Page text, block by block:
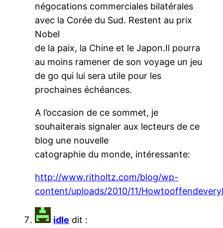
négocations commerciales bilatérales
avec la Corée du Sud. Restent au prix
Nobel
de la paix, la Chine et le Japon.Il pourra
au moins ramener de son voyage un jeu
de go qui lui sera utile pour les
prochaines échéances.
A l’occasion de ce sommet, je
souhaiterais signaler aux lecteurs de ce
blog une nouvelle
catographie du monde, intéressante:
http://www.ritholtz.com/blog/wp-
content/uploads/2010/11/
idle dit :